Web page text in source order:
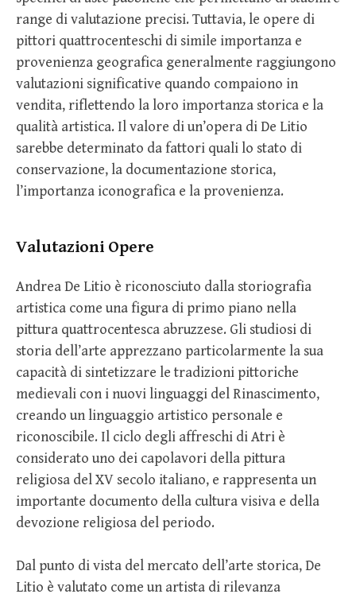
range di valutazione precisi. Tuttavia, le opere di
pittori quattrocenteschi di simile importanza e
provenienza geografica generalmente raggiungono
valutazioni significative quando compaiono in
vendita, riflettendo la loro importanza storica e la
qualità artistica. Il valore di un’opera di De Litio
sarebbe determinato da fattori quali lo stato di
conservazione, la documentazione storica,
l’importanza iconografica e la provenienza.
Valutazioni Opere
Andrea De Litio è riconosciuto dalla storiografia
artistica come una figura di primo piano nella
pittura quattrocentesca abruzzese. Gli studiosi di
storia dell’arte apprezzano particolarmente la sua
capacità di sintetizzare le tradizioni pittoriche
medievali con i nuovi linguaggi del Rinascimento,
creando un linguaggio artistico personale e
riconoscibile. Il ciclo degli affreschi di Atri è
considerato uno dei capolavori della pittura
religiosa del XV secolo italiano, e rappresenta un
importante documento della cultura visiva e della
devozione religiosa del periodo.
Dal punto di vista del mercato dell’arte storica, De
Litio è valutato come un artista di rilevanza